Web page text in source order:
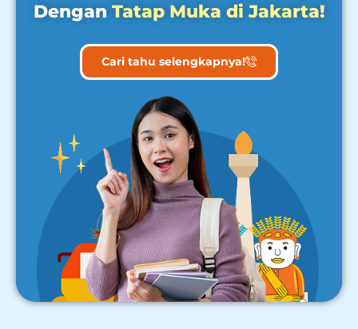
Dengan Tatap Muka di Jakarta!
Cari tahu selengkapnya!